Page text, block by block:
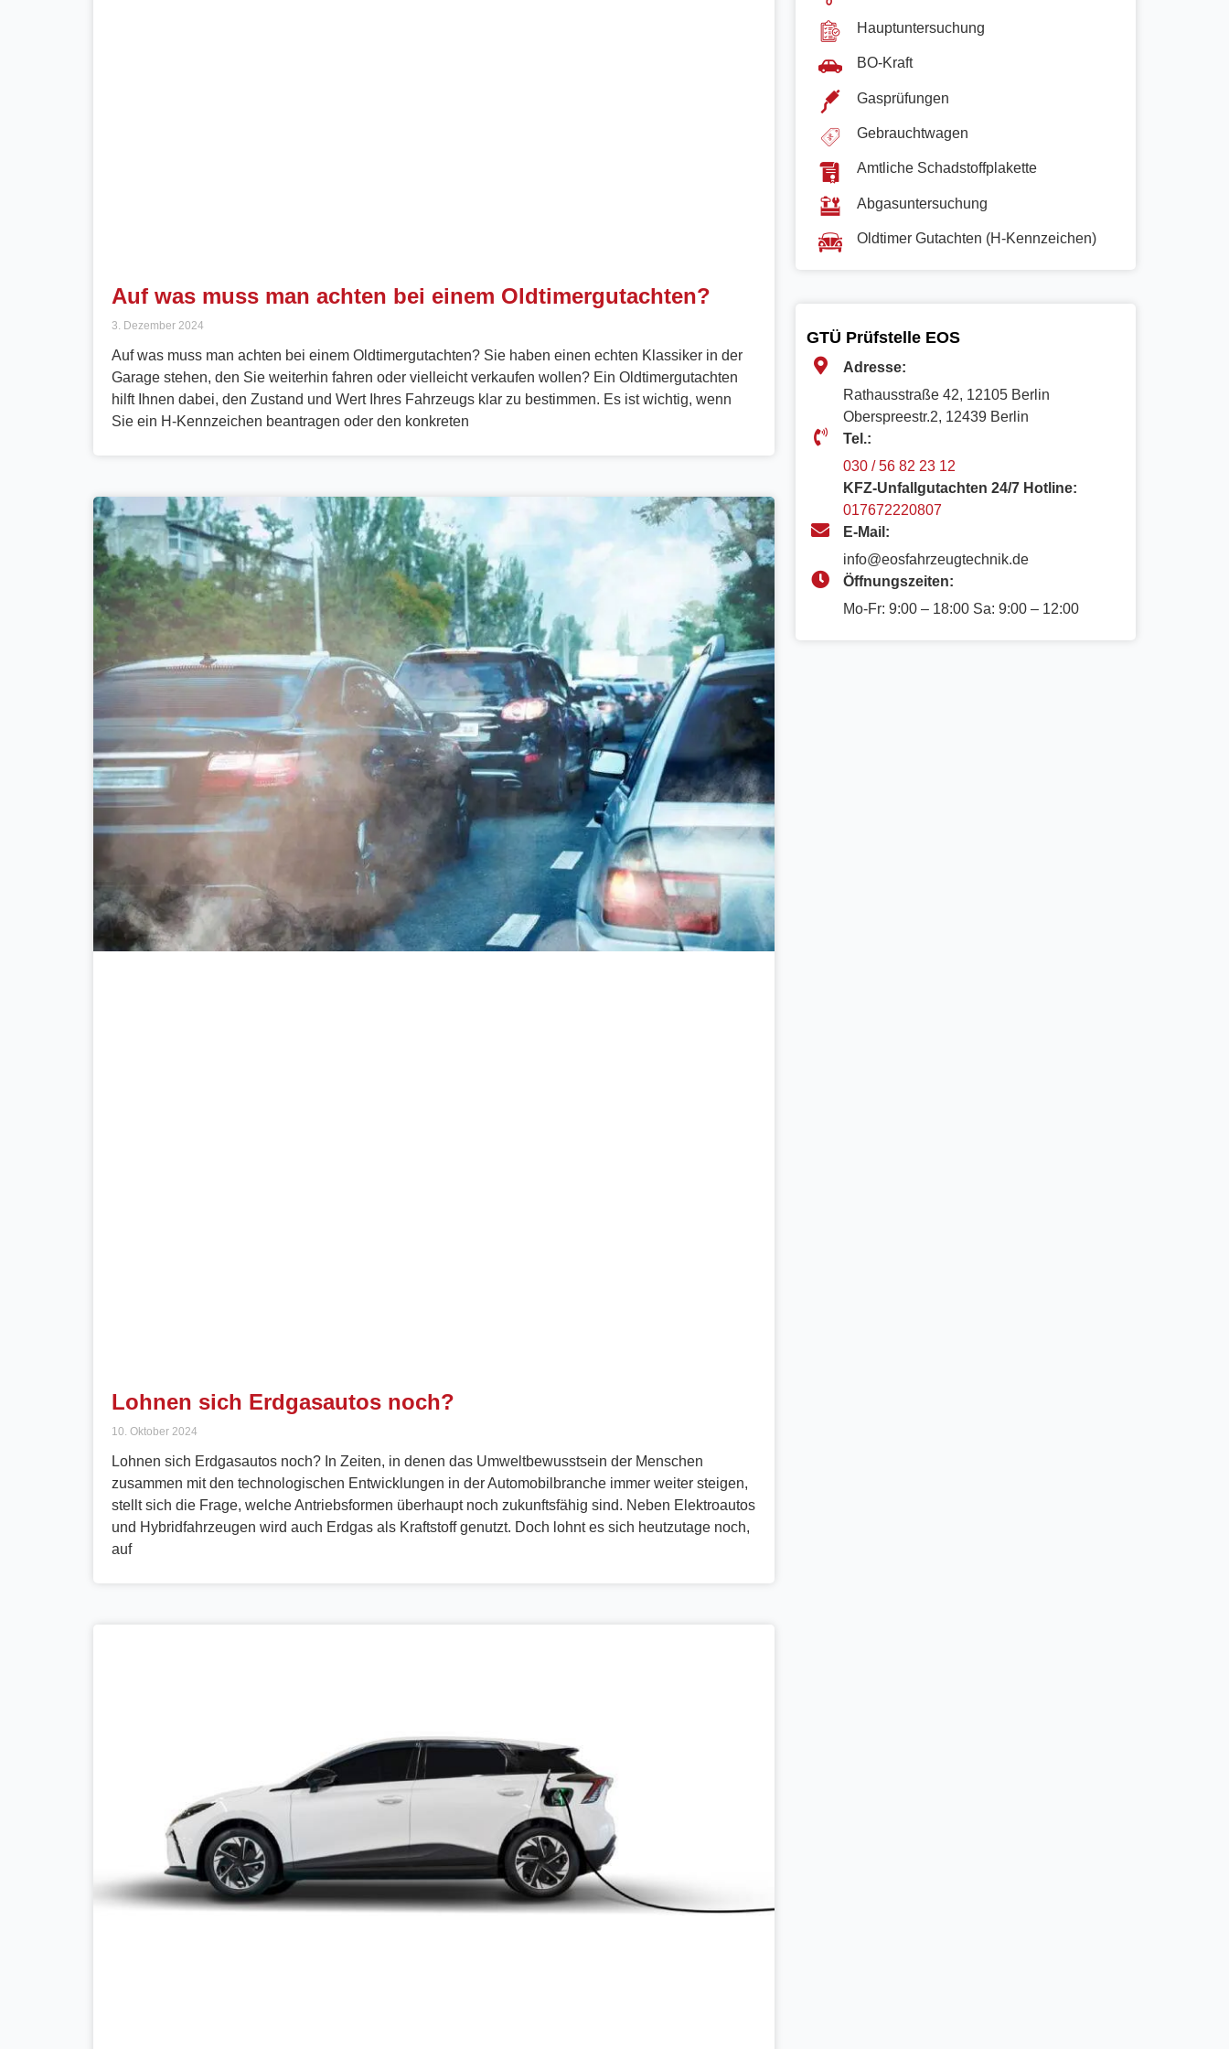
Auf was muss man achten bei einem Oldtimergutachten?
3. Dezember 2024
Auf was muss man achten bei einem Oldtimergutachten? Sie haben einen echten Klassiker in der
Garage stehen, den Sie weiterhin fahren oder vielleicht verkaufen wollen? Ein Oldtimergutachten
hilft Ihnen dabei, den Zustand und Wert Ihres Fahrzeugs klar zu bestimmen. Es ist wichtig, wenn
Sie ein H-Kennzeichen beantragen oder den konkreten
Lohnen sich Erdgasautos noch?
10. Oktober 2024
Lohnen sich Erdgasautos noch? In Zeiten, in denen das Umweltbewusstsein der Menschen
zusammen mit den technologischen Entwicklungen in der Automobilbranche immer weiter steigen,
stellt sich die Frage, welche Antriebsformen überhaupt noch zukunftsfähig sind. Neben Elektroautos
und Hybridfahrzeugen wird auch Erdgas als Kraftstoff genutzt. Doch lohnt es sich heutzutage noch,
auf
Hauptuntersuchung
BO-Kraft
Gasprüfungen
Gebrauchtwagen
Amtliche Schadstoffplakette
Abgasuntersuchung
Oldtimer Gutachten (H-Kennzeichen)
GTÜ Prüfstelle EOS
Adresse:
Rathausstraße 42, 12105 Berlin
Oberspreestr.2, 12439 Berlin​
Tel.:
030 / 56 82 23 12
KFZ-Unfallgutachten 24/7 Hotline:
017672220807
E-Mail:
info@eosfahrzeugtechnik.de
Öffnungszeiten:
Mo-Fr: 9:00 – 18:00 Sa: 9:00 – 12:00